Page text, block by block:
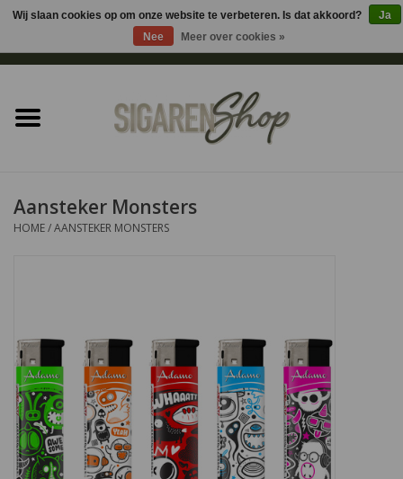
Sigaren accessoires
Headshop
Cadeau
Snoep
Aansteker Monsters
HOME/AANSTEKER MONSTERS
Wij slaan cookies op om onze website te verbeteren. Is dat akkoord?
Ja
Nee
Meer over cookies »